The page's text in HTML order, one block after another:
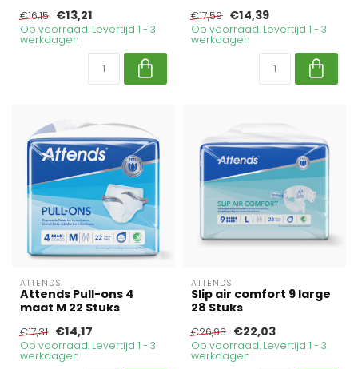
€16,15 €13,21
Op voorraad. Levertijd 1 - 3
werkdagen
€17,59 €14,39
Op voorraad. Levertijd 1 - 3
werkdagen
ATTENDS
Attends Pull-ons 4
maat M 22 Stuks
€17,31 €14,17
Op voorraad. Levertijd 1 - 3
werkdagen
ATTENDS
Slip air comfort 9 large
28 Stuks
€26,93 €22,03
Op voorraad. Levertijd 1 - 3
werkdagen